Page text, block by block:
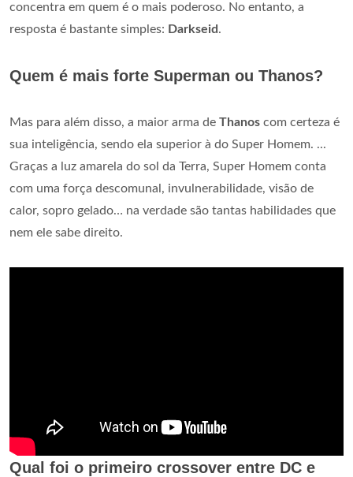
concentra em quem é o mais poderoso. No entanto, a
resposta é bastante simples: Darkseid.
Quem é mais forte Superman ou Thanos?
Mas para além disso, a maior arma de Thanos com certeza é
sua inteligência, sendo ela superior à do Super Homem. ...
Graças a luz amarela do sol da Terra, Super Homem conta
com uma força descomunal, invulnerabilidade, visão de
calor, sopro gelado… na verdade são tantas habilidades que
nem ele sabe direito.
Qual foi o primeiro crossover entre DC e